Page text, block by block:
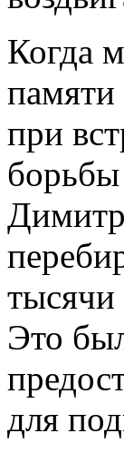
Когда
памяти
при
тысячи
Это
для